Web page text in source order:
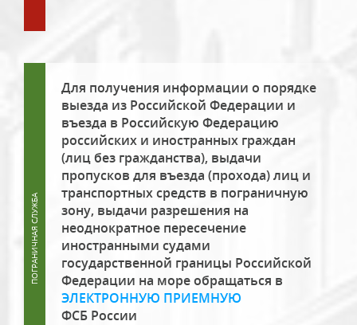
Для получения информации о порядке
выезда из Российской Федерации и
въезда в Российскую Федерацию
российских и иностранных граждан
(лиц без гражданства), выдачи
пропусков для въезда (прохода) лиц и
транспортных средств в пограничную
зону, выдачи разрешения на
неоднократное пересечение
иностранными судами
государственной границы Российской
Федерации на море обращаться в
ЭЛЕКТРОННУЮ ПРИЕМНУЮ
ФСБ России